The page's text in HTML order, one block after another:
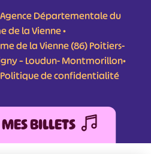
Départementale du
de la Vienne •
de la Vienne (86) Poitiers-
– Loudun- Montmorillon•
Politique de confidentialité
BILLETS